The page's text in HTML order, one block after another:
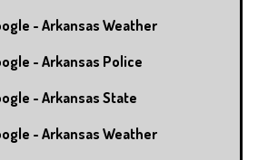
- Arkansas Weather
- Arkansas Police
- Arkansas State
- Arkansas Weather